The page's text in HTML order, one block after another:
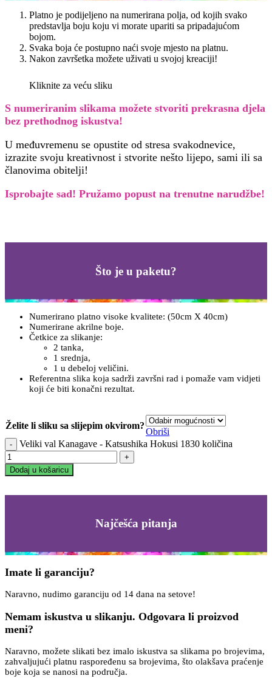
Platno je podijeljeno na numerirana polja, od kojih svako
predstavlja boju koju vi morate upariti sa pripadajućom
bojom.
Svaka boja će postupno naći svoje mjesto na platnu.
Nakon završetka možete uživati u svojoj kreaciji!
Kliknite za veću sliku
S numeriranim slikama možete stvoriti prekrasna djela
bez prethodnog iskustva!
U međuvremenu se opustite od stresa svakodnevice,
izrazite svoju kreativnost i stvorite nešto lijepo, sami ili sa
članovima obitelji!
Isprobajte sad! Pružamo popust na trenutne narudžbe!
Što je u paketu?
Numerirano platno visoke kvalitete: (50cm X 40cm)
Numerirane akrilne boje.
Četkice za slikanje:
2 tanka,
1 srednja,
1 u debeloj veličini.
Referentna slika koja sadrži završni rad i pomaže vam vidjeti
koji će biti konačni rezultat.
Želite li sliku sa slijepim okvirom?
Obriši
Veliki val Kanagave - Katsushika Hokusi 1830 količina
Dodaj u košaricu
Najčešća pitanja
Imate li garanciju?
Naravno, nudimo garanciju od 14 dana na setove!
Nemam iskustva u slikanju. Odgovara li proizvod
meni?
Naravno, možete slikati bez imalo iskustva sa slikama po brojevima,
zahvaljujući platnu raspoređenu sa brojevima, što olakšava praćenje
boje koja se nanosi na područja.